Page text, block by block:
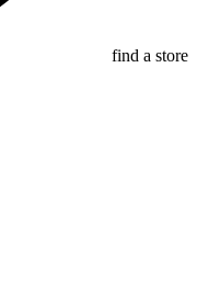
find a store